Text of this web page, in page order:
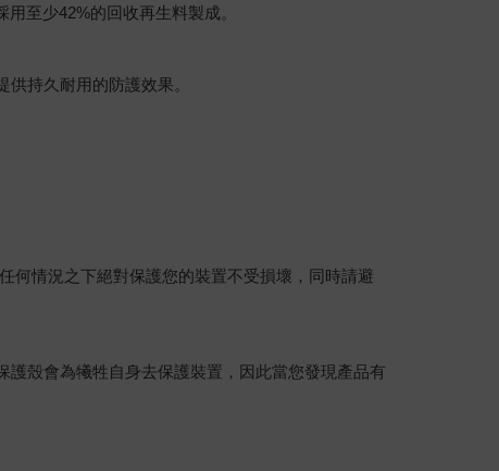
至少42%的回收再生料製成。
持久耐用的防護效果。
何情況之下絕對保護您的裝置不受損壞，同時請避
殼會為犧牲自身去保護裝置，因此當您發現產品有